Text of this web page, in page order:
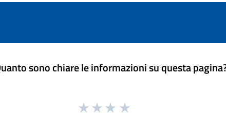
sono chiare le informazioni su questa